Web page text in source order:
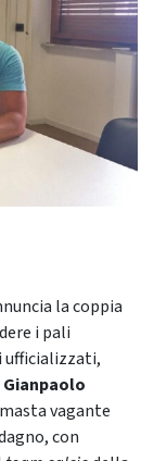
la coppia
i pali
ufficializzati,
Gianpaolo
vagante
con